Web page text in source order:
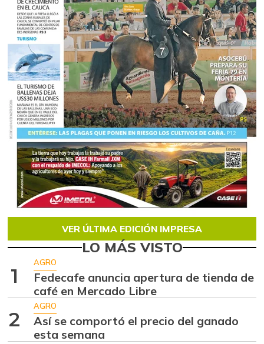
VER ÚLTIMA EDICIÓN IMPRESA
LO MÁS VISTO
1
AGRO
Fedecafe anuncia apertura de tienda de
café en Mercado Libre
2
AGRO
Así se comportó el precio del ganado
esta semana